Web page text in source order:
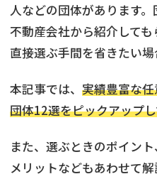
人などの団体があります
不動産会社から紹介して
直接選ぶ手間を省きたい場
本記事では、 実績豊富な
団体12選をピックアップ
また、選ぶときのポイン
メリットなどもあわせて